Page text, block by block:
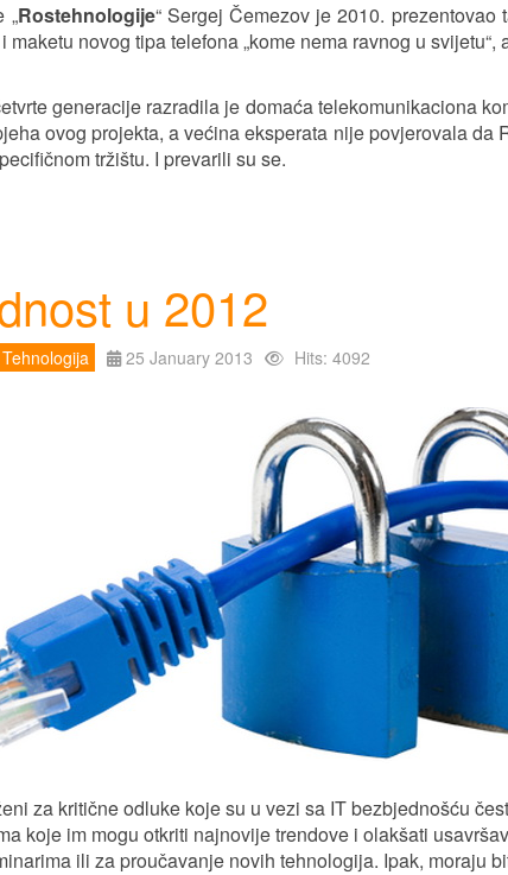
„Rostehnologije“ Sergej Čemezov je 2010.
maketu novog tipa telefona „kome nema ravnog u
generacije razradila je domaća telekomunikaciona
ovog projekta, a većina eksperata nije povjerovala da
tržištu. I prevarili su se.
u 2012
25 January 2013 Hits: 4092
za kritične odluke koje su u vezi sa IT bezbjednošću
koje im mogu otkriti najnovije trendove i olakšati
ili za proučavanje novih tehnologija. Ipak, moraju